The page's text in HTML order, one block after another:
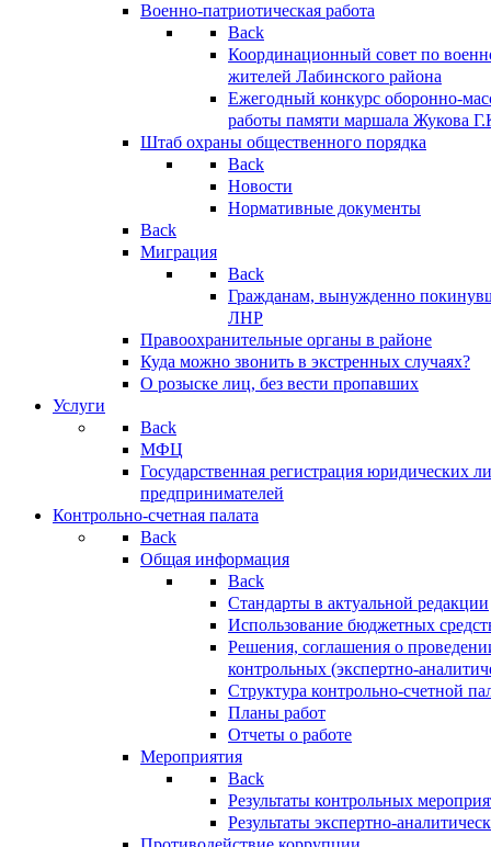
Военно-патриотическая работа
Back
Координационный совет по
жителей Лабинского района
Ежегодный конкурс оборонно-
работы памяти маршала Жукова
Штаб охраны общественного порядка
Back
Новости
Нормативные документы
Back
Миграция
Back
Гражданам, вынужденно
ЛНР
Правоохранительные органы в районе
Куда можно звонить в экстренных случаях?
О розыске лиц, без вести пропавших
Услуги
Back
МФЦ
Государственная регистрация юридических
предпринимателей
Контрольно-счетная палата
Back
Общая информация
Back
Стандарты в актуальной редакции
Использование бюджетных
Решения, соглашения о
контрольных (экспертно-
Структура контрольно-счетной
Планы работ
Отчеты о работе
Мероприятия
Back
Результаты контрольных
Результаты экспертно-